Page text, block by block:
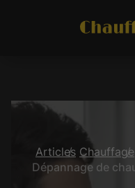
Articles Chauffage